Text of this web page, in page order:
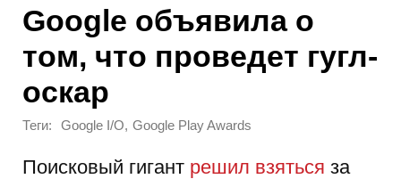
Google объявила о
том, что проведет гугл-
оскар
Теги: Google I/O, Google Play Awards
Поисковый гигант решил взяться за